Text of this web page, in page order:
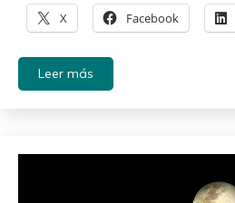
X Facebook
Leer más